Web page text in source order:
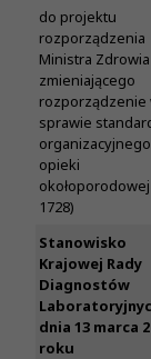
do projektu
rozporządzenia
Ministra Zdrowia
zmieniającego
rozporządzenie
sprawie
organizacyjnego
opieki
1728)
Stanowisko
Krajowej Rady
Diagnostów
dnia 13 marca
roku